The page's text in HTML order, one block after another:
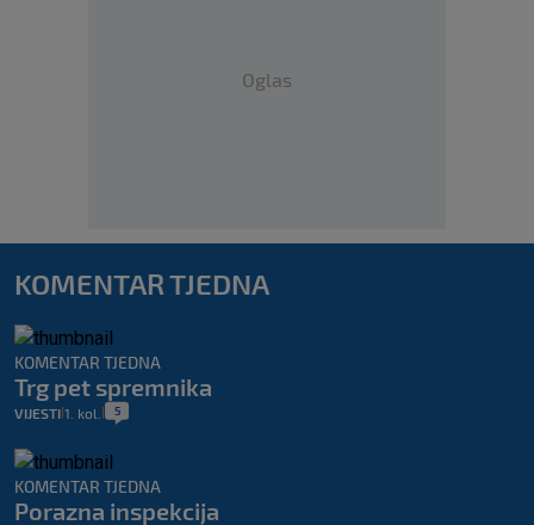
Oglas
KOMENTAR TJEDNA
KOMENTAR TJEDNA
Trg pet spremnika
VIJESTI 1. kol. 5
KOMENTAR TJEDNA
Porazna inspekcija